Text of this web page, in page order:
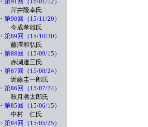
岸井隆幸氏
・ 第90回（15/11/20）
今成孝雄氏
・ 第89回（15/10/30）
藤澤和弘氏
・ 第88回（15/09/15）
赤瀬達三氏
・ 第87回（15/08/24）
近藤圭一郎氏
・ 第86回（15/07/24）
秋月將太郎氏
・ 第85回（15/06/15）
中村 仁氏
・ 第84回（15/05/25）